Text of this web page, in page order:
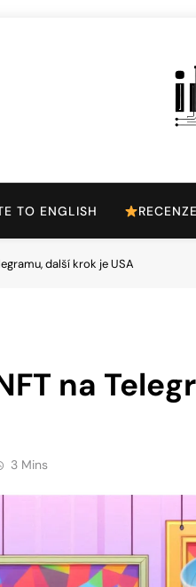
TO ENGLISH RECENZE
další krok je USA
na
3 Mins